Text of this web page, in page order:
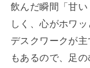
飲んだ瞬間「甘
しく、心がホワ
デスクワークが
もあるので、足